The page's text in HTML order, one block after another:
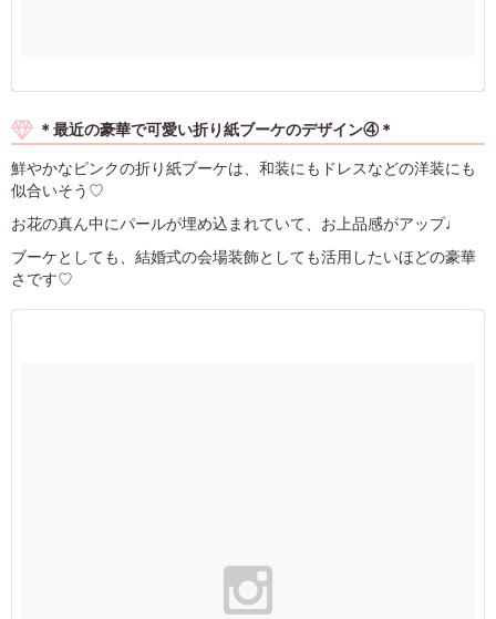
＊最近の豪華で可愛い折り紙ブーケのデザイン④＊
鮮やかなピンクの折り紙ブーケは、和装にもドレスなどの洋装にも
似合いそう♡
お花の真ん中にパールが埋め込まれていて、お上品感がアップ♩
ブーケとしても、結婚式の会場装飾としても活用したいほどの豪華
さです♡